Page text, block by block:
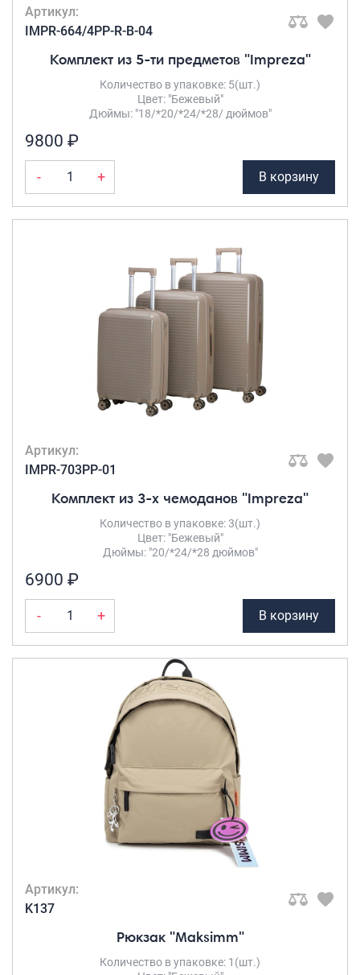
Артикул:
IMPR-664/4PP-R-B-04
Комплект из 5-ти предметов "Impreza"
Количество в упаковке: 5(шт.)
Цвет: "Бежевый"
Дюймы: "18/*20/*24/*28/ дюймов"
9800 ₽
- + В корзину
Артикул:
IMPR-703PP-01
Комплект из 3-х чемоданов "Impreza"
Количество в упаковке: 3(шт.)
Цвет: "Бежевый"
Дюймы: "20/*24/*28 дюймов"
6900 ₽
- + В корзину
Артикул:
K137
Рюкзак "Maksimm"
Количество в упаковке: 1(шт.)